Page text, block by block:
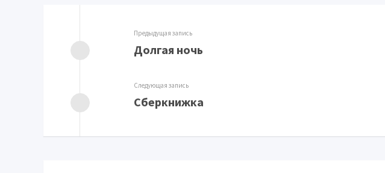
Предыдущая запись
Долгая ночь
Следующая запись
Сберкнижка